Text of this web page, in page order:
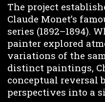
The project
Claude Monet’s
series (1892–1894).
painter explored
variations of the
distinct paintings,
conceptual reversal
perspectives into a